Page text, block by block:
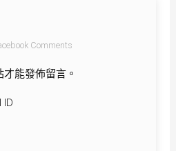
Comments
才能發佈留言。
ID